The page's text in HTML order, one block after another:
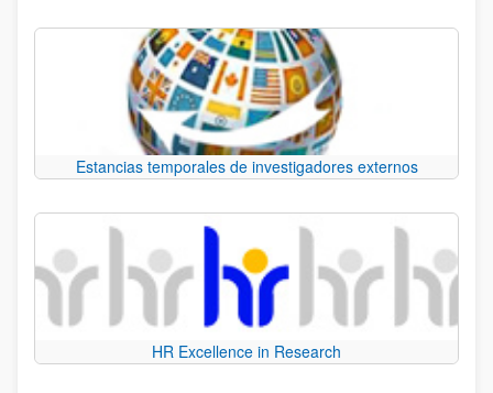
Estancias temporales de investigadores externos
HR Excellence in Research